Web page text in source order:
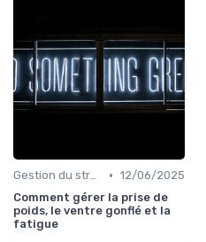
Gestion du stress et de l'anxiété • 12/06/2025
Comment gérer la prise de
poids, le ventre gonflé et la
fatigue